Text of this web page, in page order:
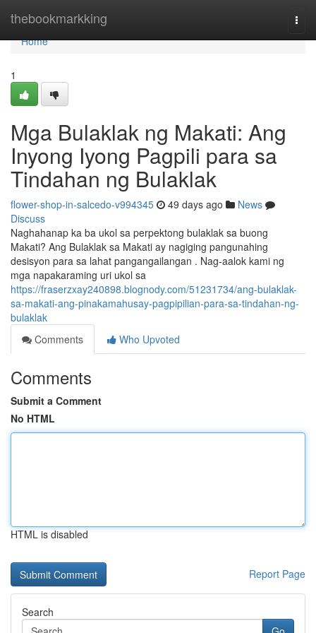
thebookmarkking
Home
Home
1
Mga Bulaklak ng Makati: Ang
Inyong Iyong Pagpili para sa
Tindahan ng Bulaklak
flower-shop-in-salcedo-v994345 49 days ago
News
Discuss
Naghahanap ka ba ukol sa perpektong bulaklak sa buong
Makati? Ang Bulaklak sa Makati ay nagiging pangunahing
desisyon para sa lahat pangangailangan . Nag-aalok kami ng
mga napakaraming uri ukol sa
https://fraserzxay240898.blognody.com/51231734/ang-bulaklak-
sa-makati-ang-pinakamahusay-pagpipilian-para-sa-tindahan-ng-
bulaklak
Comments
Who Upvoted
Comments
Submit a Comment
No HTML
HTML is disabled
Report Page
Search